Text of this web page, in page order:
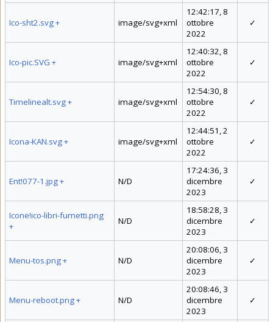
Ico-sht2.svg+ image/svg+xml
12:42:17, 8
ottobre
2022
✓
Ico-pic.SVG + image/svg+xml
12:40:32, 8
ottobre
2022
✓
Timelinealt.svg+ image/svg+xml
12:54:30, 8
ottobre
2022
✓
Icona-KAN.svg+ image/svg+xml
12:44:51, 2
ottobre
2022
✓
Ent!077-1.jpg+ N/D
17:24:36, 3
dicembre
2023
✓
Icone!ico-libri-fumetti.png
+
N/D
18:58:28, 3
dicembre
2023
✓
Menu-tos.png+ N/D
20:08:06, 3
dicembre
2023
✓
Menu-reboot.png+ N/D
20:08:46, 3
dicembre
2023
✓